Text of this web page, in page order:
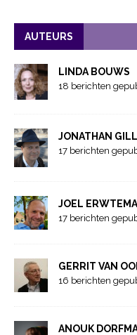
AUTEURS
LINDA BOUWS
18 berichten
JONATHAN GILL
17 berichten
JOEL
17 berichten
GERRIT VAN
16 berichten
ANOUK